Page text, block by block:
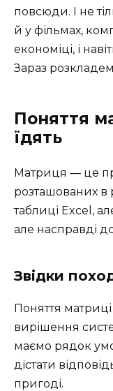
повсюди. І не
й у фільмах,
економіці, і
Зараз
Поняття
їдять
Матриця — це
розташованих в
таблиці Excel,
але насправді
Звідки
Поняття
вирішення
маємо рядок
дістати
пригоді.